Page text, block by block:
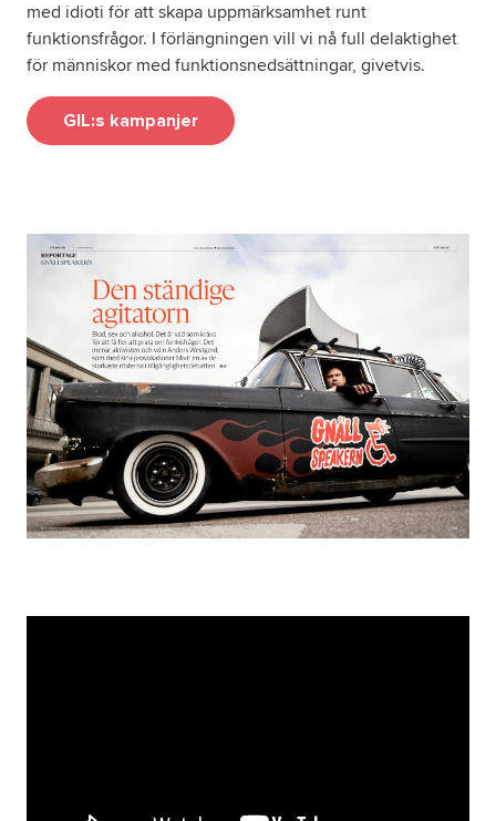
med idioti för att skapa uppmärksamhet runt
funktionsfrågor. I förlängningen vill vi nå full delaktighet
för människor med funktionsnedsättningar, givetvis.
GIL:s kampanjer